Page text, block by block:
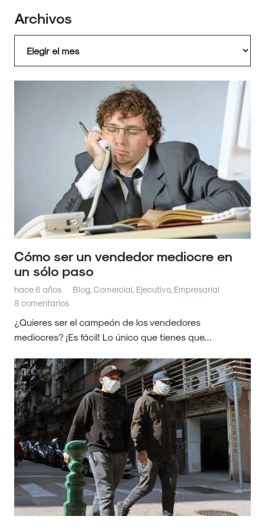
Archivos
Cómo ser un vendedor mediocre en
un sólo paso
hace 6 años Blog,Comercial, Ejecutivo, Empresarial
8 comentarios
¿Quieres ser el campeón de los vendedores
mediocres? ¡Es fácil! Lo único que tienes que…